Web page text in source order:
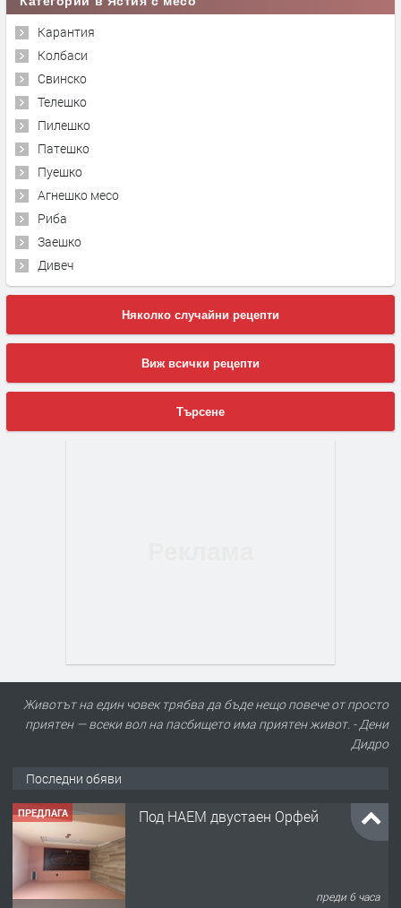
Карантия
Колбаси
Свинско
Телешко
Пилешко
Патешко
Пуешко
Агнешко месо
Риба
Заешко
Дивеч
Няколко случайни рецепти
Виж всички рецепти
Търсене
Животът на един човек трябва да бъде нещо повече от просто
приятен — всеки вол на пасбището има приятен живот. - Дени
Дидро
Последни обяви
ПРЕДЛАГА Под НАЕМ двустаен Орфей
преди 6 часа